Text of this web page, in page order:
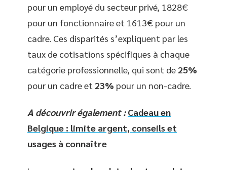
pour un employé du secteur privé, 1828€
pour un fonctionnaire et 1613€ pour un
cadre. Ces disparités s’expliquent par les
taux de cotisations spécifiques à chaque
catégorie professionnelle, qui sont de 25%
pour un cadre et 23% pour un non-cadre.
A découvrir également : Cadeau en
Belgique : limite argent, conseils et
usages à connaître